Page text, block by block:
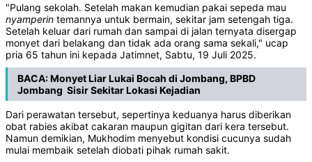
"Pulang sekolah. Setelah makan kemudian pakai sepeda mau
nyamperin temannya untuk bermain, sekitar jam setengah tiga.
Setelah keluar dari rumah dan sampai di jalan ternyata disergap
monyet dari belakang dan tidak ada orang sama sekali," ucap
pria 65 tahun ini kepada Jatimnet, Sabtu, 19 Juli 2025.
BACA:Monyet Liar Lukai Bocah di Jombang, BPBD
Jombang Sisir Sekitar Lokasi Kejadian
Dari perawatan tersebut, sepertinya keduanya harus diberikan
obat rabies akibat cakaran maupun gigitan dari kera tersebut.
Namun demikian, Mukhodim menyebut kondisi cucunya sudah
mulai membaik setelah diobati pihak rumah sakit.